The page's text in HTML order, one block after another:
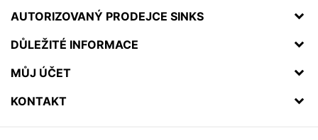
AUTORIZOVANÝ PRODEJCE SINKS
DŮLEŽITÉ INFORMACE
MŮJ ÚČET
KONTAKT